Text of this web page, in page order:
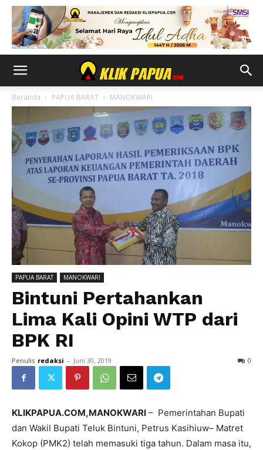
Beranda PAPUA BARAT MANOKWARI
PAPUA BARAT MANOKWARI
Bintuni Pertahankan
Lima Kali Opini WTP dari
BPK RI
Penulis redaksi - Juni 30, 2019 0
KLIKPAPUA.COM,MANOKWARI – Pemerintahan Bupati
dan Wakil Bupati Teluk Bintuni, Petrus Kasihiuw– Matret
Kokop (PMK2) telah memasuki tiga tahun. Dalam masa itu,